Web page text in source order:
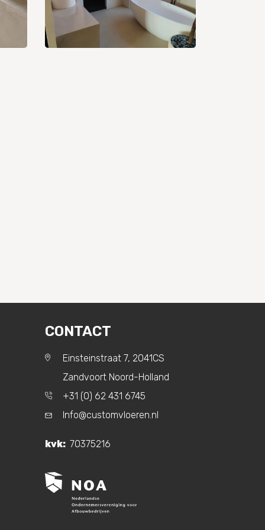
CONTACT
Einsteinstraat 7, 2041CS
Zandvoort Noord-Holland
+31 (0) 62 431 6745
Info@customvloeren.nl
kvk: 70375216